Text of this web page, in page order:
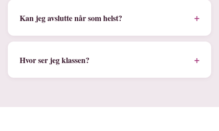
Kan jeg avslutte når som helst? +
Hvor ser jeg klassen? +